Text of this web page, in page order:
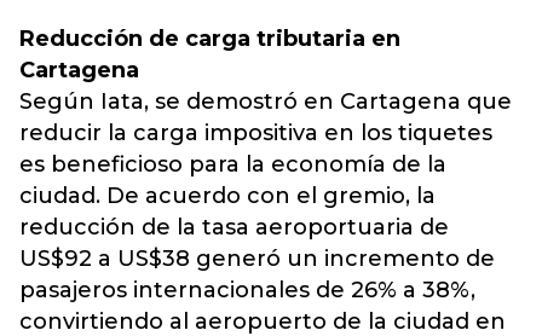
Reducción de carga tributaria en
Cartagena
Según Iata, se demostró en Cartagena que
reducir la carga impositiva en los tiquetes
es beneficioso para la economía de la
ciudad. De acuerdo con el gremio, la
reducción de la tasa aeroportuaria de
US$92 a US$38 generó un incremento de
pasajeros internacionales de 26% a 38%,
convirtiendo al aeropuerto de la ciudad en